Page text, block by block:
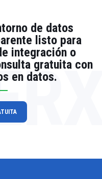
de datos
listo para
integración o
gratuita con
en datos.